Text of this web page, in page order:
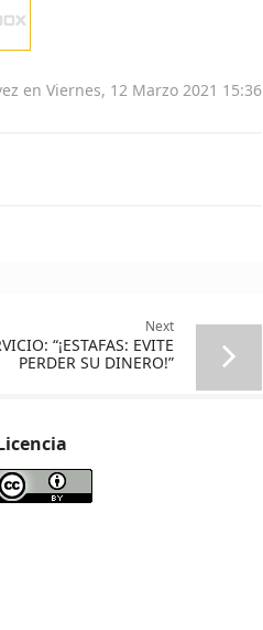
en Viernes, 12 Marzo 2021 15:36
Next
“¡ESTAFAS: EVITE
PERDER SU DINERO!”